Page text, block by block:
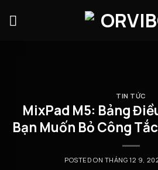
TIN TỨC
MixPad M5: Bảng
Bạn Muốn Bỏ Công
POSTED ON THÁNG 12 9,